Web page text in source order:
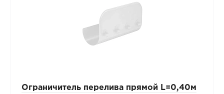
Ограничитель перелива прямой L=0,40м